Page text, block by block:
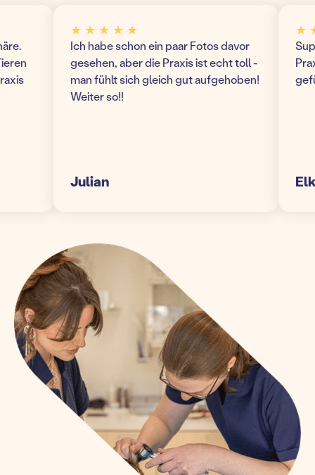
★ ★ ★ ★ ★
Ich habe schon ein paar Fotos davor
gesehen, aber die Praxis ist echt toll -
man fühlt sich gleich gut aufgehoben!
Weiter so!!
Julian
★ ★
Elke